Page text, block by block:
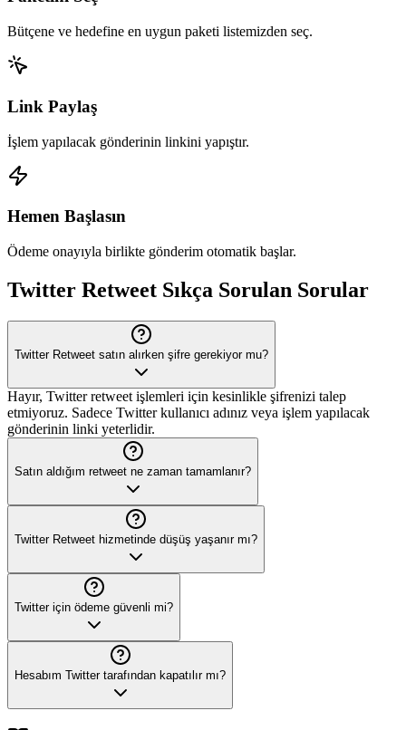
Bütçene ve hedefine en uygun paketi listemizden seç.
Link Paylaş
İşlem yapılacak gönderinin linkini yapıştır.
Hemen Başlasın
Ödeme onayıyla birlikte gönderim otomatik başlar.
Twitter Retweet Sıkça Sorulan Sorular
Twitter Retweet satın alırken şifre gerekiyor mu?
Hayır, Twitter retweet işlemleri için kesinlikle şifrenizi talep
etmiyoruz. Sadece Twitter kullanıcı adınız veya işlem yapılacak
gönderinin linki yeterlidir.
Satın aldığım retweet ne zaman tamamlanır?
Twitter Retweet hizmetinde düşüş yaşanır mı?
Twitter için ödeme güvenli mi?
Hesabım Twitter tarafından kapatılır mı?